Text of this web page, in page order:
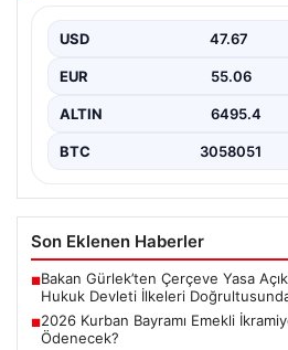
milyon emekli vatandaşın gözü
ikramiyesi…
USD 47.67
EUR 55.06
ALTIN 6495.4
BTC 3058051
Son Eklenen Haberler
■Bakan Gürlek’ten Çerçeve Yasa
Hukuk Devleti İlkeleri
■2026 Kurban Bayramı Emekli
Ödenecek?